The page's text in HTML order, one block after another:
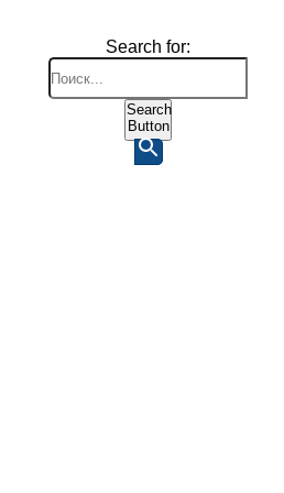
Search for:
Search
Button